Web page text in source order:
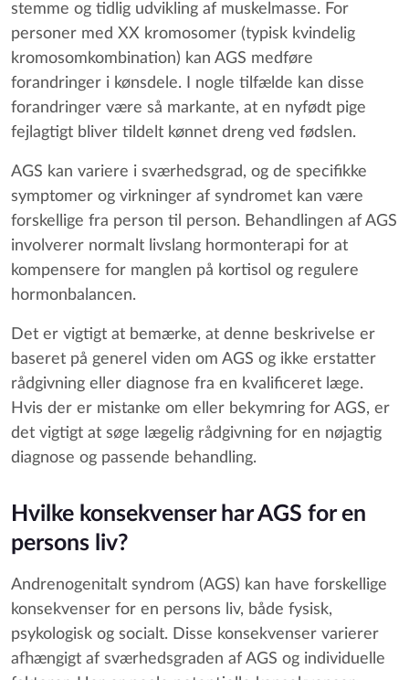
stemme og tidlig udvikling af muskelmasse. For
personer med XX kromosomer (typisk kvindelig
kromosomkombination) kan AGS medføre
forandringer i kønsdele. I nogle tilfælde kan disse
forandringer være så markante, at en nyfødt pige
fejlagtigt bliver tildelt kønnet dreng ved fødslen.
AGS kan variere i sværhedsgrad, og de specifikke
symptomer og virkninger af syndromet kan være
forskellige fra person til person. Behandlingen af AGS
involverer normalt livslang hormonterapi for at
kompensere for manglen på kortisol og regulere
hormonbalancen.
Det er vigtigt at bemærke, at denne beskrivelse er
baseret på generel viden om AGS og ikke erstatter
rådgivning eller diagnose fra en kvalificeret læge.
Hvis der er mistanke om eller bekymring for AGS, er
det vigtigt at søge lægelig rådgivning for en nøjagtig
diagnose og passende behandling.
Hvilke konsekvenser har AGS for en
persons liv?
Andrenogenitalt syndrom (AGS) kan have forskellige
konsekvenser for en persons liv, både fysisk,
psykologisk og socialt. Disse konsekvenser varierer
afhængigt af sværhedsgraden af AGS og individuelle